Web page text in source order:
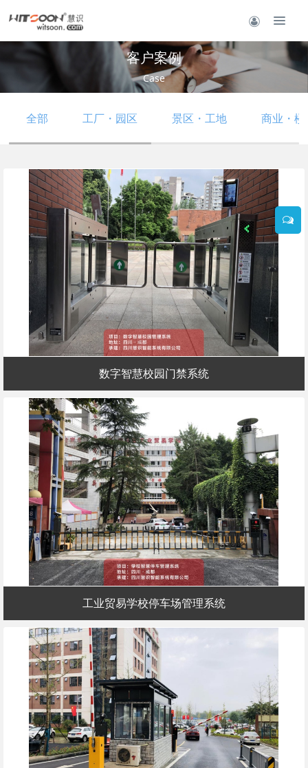
客户案例
Case
全部 工厂・园区 景区・工地 商业・楼
数字智慧校园门禁系统
工业贸易学校停车场管理系统